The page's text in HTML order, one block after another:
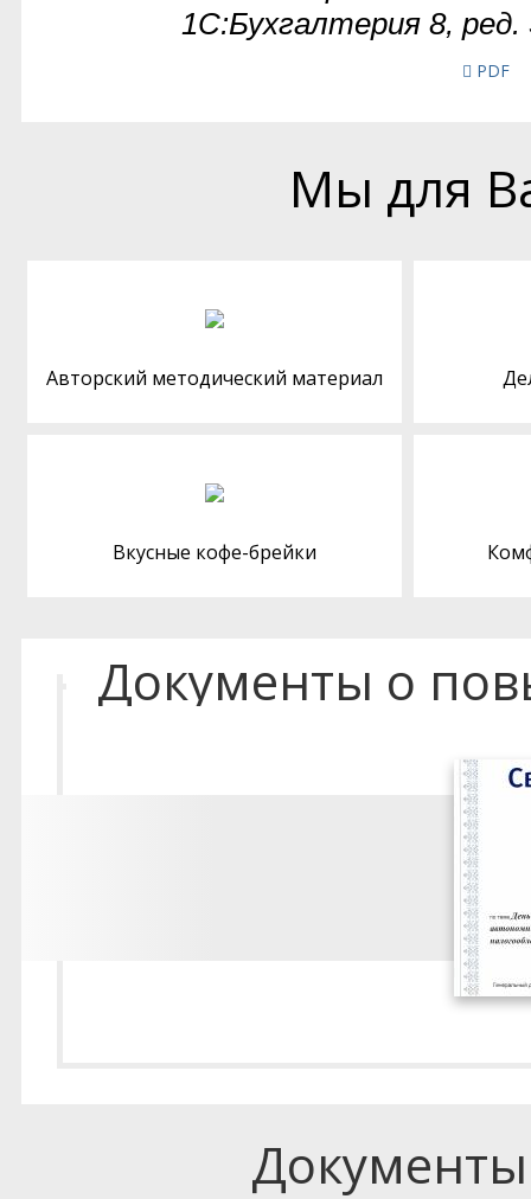
PDF
Мы для
Авторский методический материал
Вкусные кофе-брейки
Документы о